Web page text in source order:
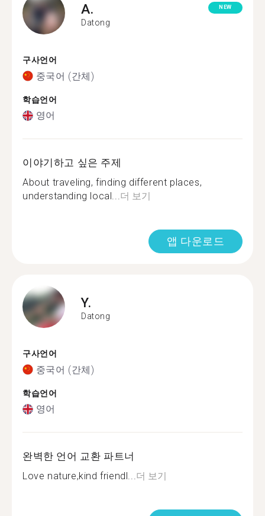
A.
Datong
NEW
구사언어
중국어 (간체)
학습언어
영어
이야기하고 싶은 주제
About traveling, finding different places,
understanding local...더 보기
앱 다운로드
Y.
Datong
구사언어
중국어 (간체)
학습언어
영어
완벽한 언어 교환 파트너
Love nature,kind friendl...더 보기